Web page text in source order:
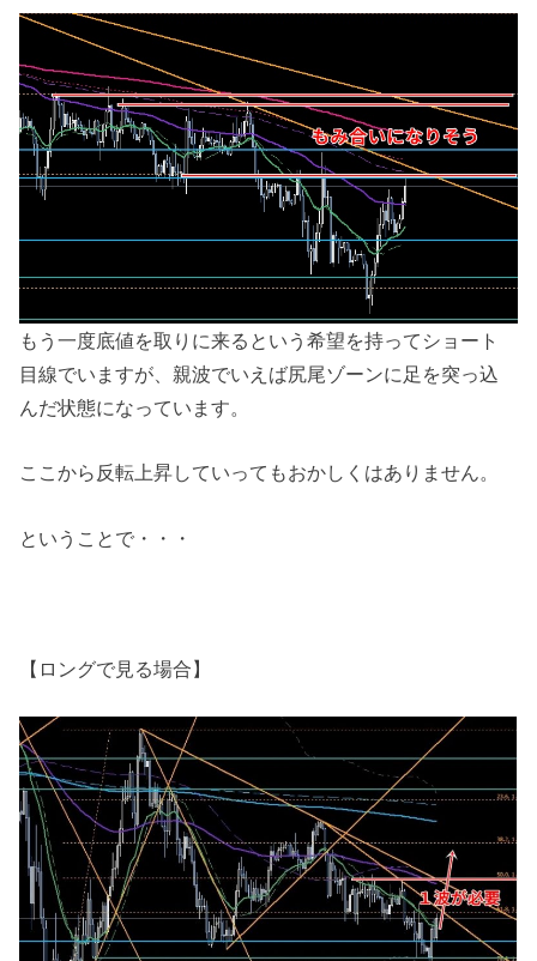
もう一度底値を取りに来るという希望を持ってショート
目線でいますが、親波でいえば尻尾ゾーンに足を突っ込
んだ状態になっています。
ここから反転上昇していってもおかしくはありません。
ということで・・・
【ロングで見る場合】